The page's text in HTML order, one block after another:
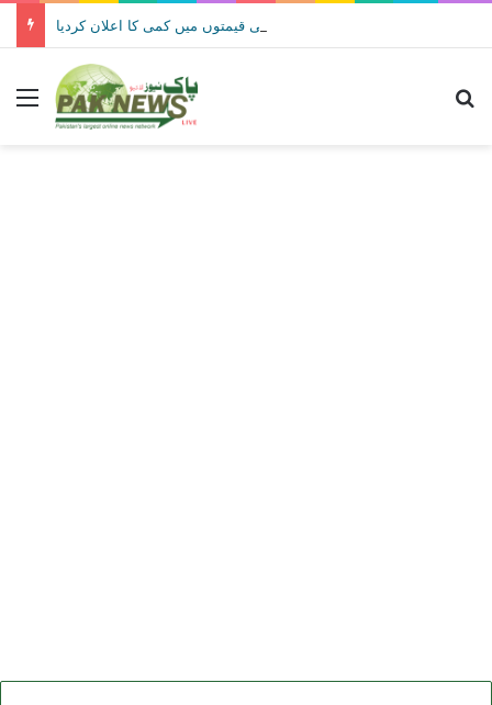
حکومت نے پیٹرولیم مصنوعات کی قیمتوں میں کمی کا اعلان کردیا
Menu